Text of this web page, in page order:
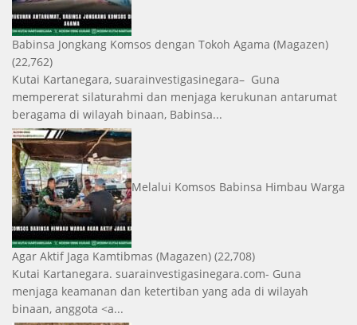
Babinsa Jongkang Komsos dengan Tokoh Agama (Magazen)
(22,762)
Kutai Kartanegara, suarainvestigasinegara– Guna
mempererat silaturahmi dan menjaga kerukunan antarumat
beragama di wilayah binaan, Babinsa...
Melalui Komsos Babinsa Himbau Warga
Agar Aktif Jaga Kamtibmas (Magazen) (22,708)
Kutai Kartanegara. suarainvestigasinegara.com- Guna
menjaga keamanan dan ketertiban yang ada di wilayah
binaan, anggota <a...